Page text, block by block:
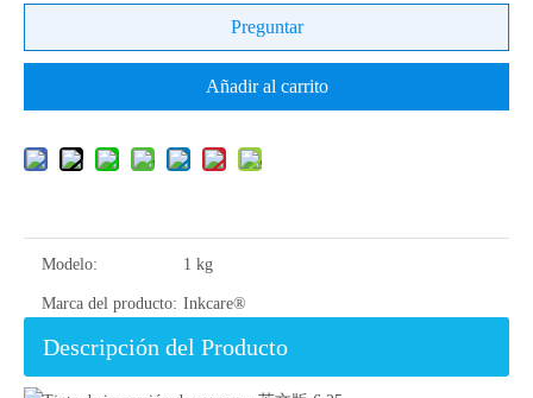
Preguntar
Añadir al carrito
Modelo: 1 kg
Marca del producto: Inkcare®
Descripción del Producto